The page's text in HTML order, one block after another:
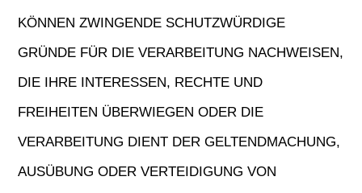
KÖNNEN ZWINGENDE SCHUTZWÜRDIGE
GRÜNDE FÜR DIE VERARBEITUNG NACHWEISEN,
DIE IHRE INTERESSEN, RECHTE UND
FREIHEITEN ÜBERWIEGEN ODER DIE
VERARBEITUNG DIENT DER GELTENDMACHUNG,
AUSÜBUNG ODER VERTEIDIGUNG VON